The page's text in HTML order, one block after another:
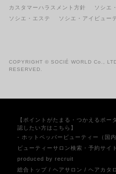
カスタマーハラスメント方針
ソシエ
ソシエ・エステ
ソシエ・アイビュー
COPYRIGHT © SOCIÉ WORLD Co.,
RESERVED.
【ポイントがたまる・つかえるポ
認したい方はこちら】
- ホットペッパービューティー（国
ビューティーサロン検索・予約サ
produced by recruit
総合トップ / ヘアサロン / ヘアカタ